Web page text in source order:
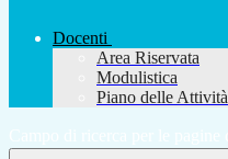
Docenti
Area Riservata
Modulistica
Piano delle Attività